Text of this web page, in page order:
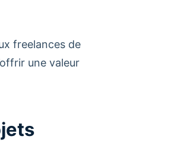
freelances de
une valeur